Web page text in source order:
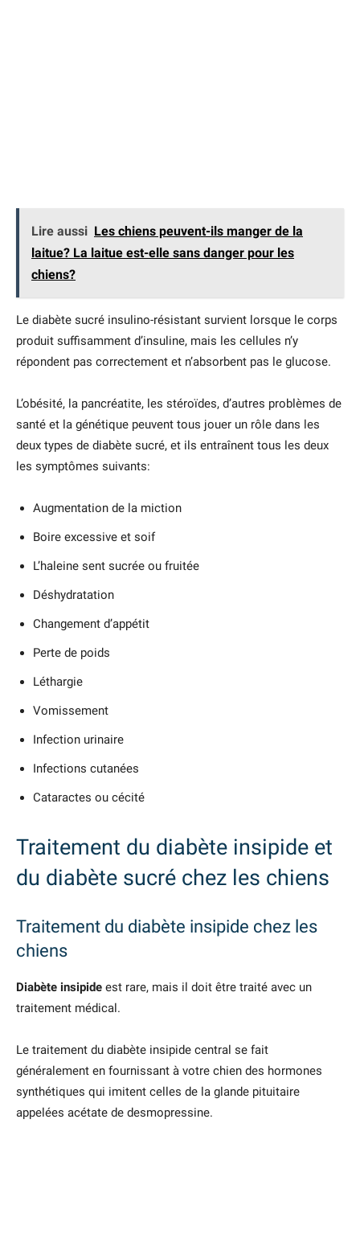
Lire aussi Les chiens peuvent-ils manger de la
laitue? La laitue est-elle sans danger pour les
chiens?
Le diabète sucré insulino-résistant survient lorsque le corps
produit suffisamment d’insuline, mais les cellules n’y
répondent pas correctement et n’absorbent pas le glucose.
L’obésité, la pancréatite, les stéroïdes, d’autres problèmes de
santé et la génétique peuvent tous jouer un rôle dans les
deux types de diabète sucré, et ils entraînent tous les deux
les symptômes suivants:
Augmentation de la miction
Boire excessive et soif
L’haleine sent sucrée ou fruitée
Déshydratation
Changement d’appétit
Perte de poids
Léthargie
Vomissement
Infection urinaire
Infections cutanées
Cataractes ou cécité
Traitement du diabète insipide et
du diabète sucré chez les chiens
Traitement du diabète insipide chez les
chiens
Diabète insipide est rare, mais il doit être traité avec un
traitement médical.
Le traitement du diabète insipide central se fait
généralement en fournissant à votre chien des hormones
synthétiques qui imitent celles de la glande pituitaire
appelées acétate de desmopressine.